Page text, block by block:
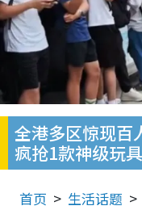
全港多区惊现百
疯抢1款神级玩
首页 生活话题